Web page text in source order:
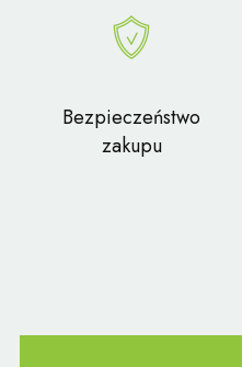
Bezpieczeństwo
zakupu